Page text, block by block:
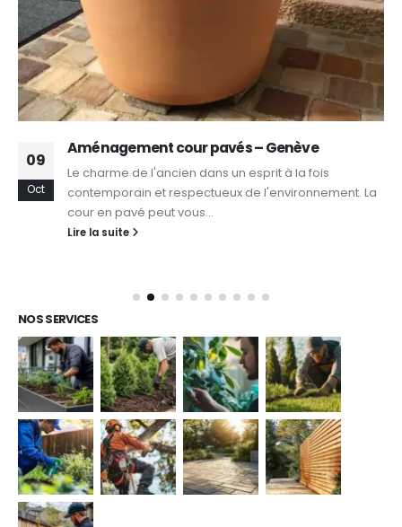
09
Oct
Aménagement cour pavés – Genève
Le charme de l'ancien dans un esprit à la fois
contemporain et respectueux de l'environnement. La
cour en pavé peut vous...
Lire la suite
NOS SERVICES